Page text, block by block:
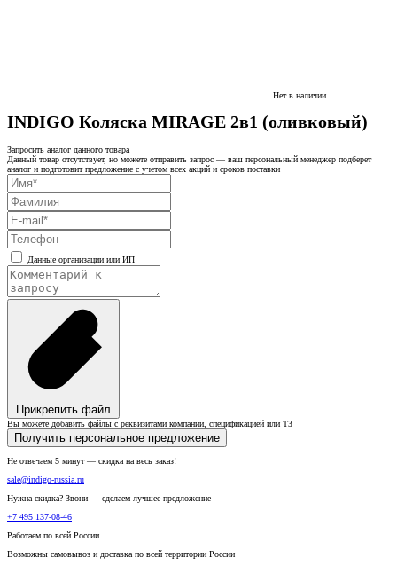
Нет в наличии
INDIGO Коляска MIRAGE 2в1 (оливковый)
Запросить аналог данного товара
Данный товар отсутствует, но можете отправить запрос — ваш персональный менеджер подберет
аналог и подготовит предложение с учетом всех акций и сроков поставки
Данные организации или ИП
Прикрепить файл
Вы можете добавить файлы с реквизитами компании, спецификацией или ТЗ
Получить персональное предложение
Не отвечаем 5 минут — скидка на весь заказ!
sale@indigo-russia.ru
Нужна скидка? Звони — сделаем лучшее предложение
+7 495 137-08-46
Работаем по всей России
Возможны самовывоз и доставка по всей территории России